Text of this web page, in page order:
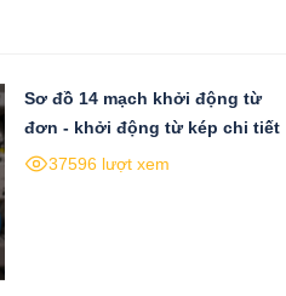
Sơ đồ 14 mạch khởi động từ
đơn - khởi động từ kép chi tiết
37596 lượt xem